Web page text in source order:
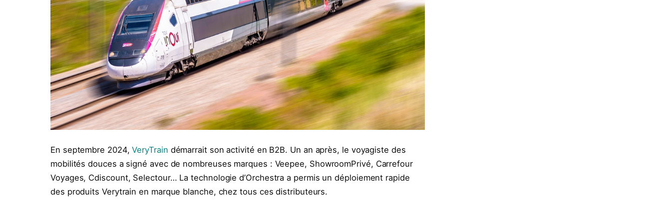
En septembre 2024,VeryTrain démarrait son activité en B2B. Un an après, le voyagiste des
mobilités douces a signé avec de nombreuses marques : Veepee, ShowroomPrivé, Carrefour
Voyages, Cdiscount, Selectour… La technologie d’Orchestra a permis un déploiement rapide
des produits Verytrain en marque blanche, chez tous ces distributeurs.